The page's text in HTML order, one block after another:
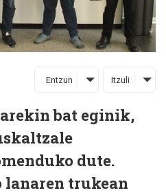
Entzun Itzuli
bat eginik,
dute.
lanaren trukean